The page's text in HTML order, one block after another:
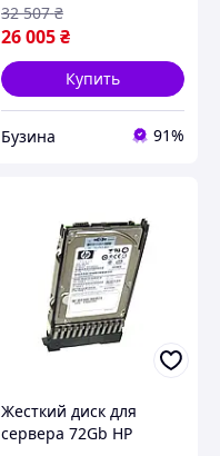
26 005₴
32 507 ₴
Купить
Бузина 91%
Жесткий диск для
сервера 72Gb HP